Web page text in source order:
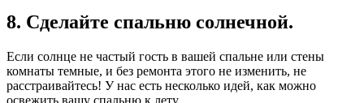
8. Сделайте спальню солнечной.
Если солнце не частый гость в вашей спальне или стены
комнаты темные, и без ремонта этого не изменить, не
расстраивайтесь! У нас есть несколько идей, как можно